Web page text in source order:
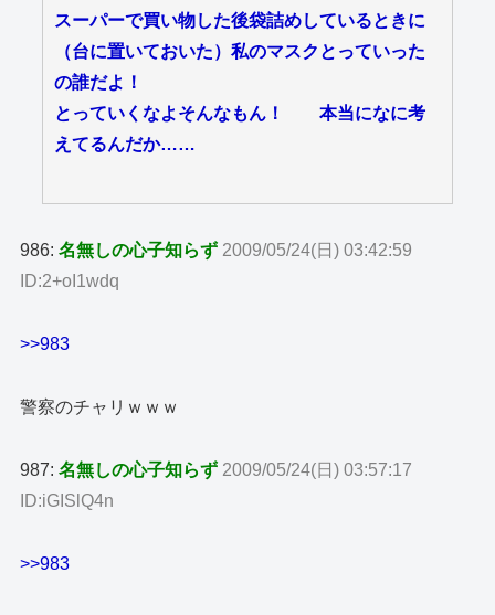
スーパーで買い物した後袋詰めしているときに
（台に置いておいた）私のマスクとっていった
の誰だよ！
とっていくなよそんなもん！ 本当になに考
えてるんだか……
986:名無しの心子知らず 2009/05/24(日) 03:42:59
ID:2+oI1wdq
>>983
警察のチャリｗｗｗ
987:名無しの心子知らず 2009/05/24(日) 03:57:17
ID:iGISlQ4n
>>983